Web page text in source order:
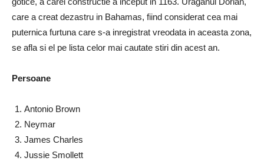
care a creat dezastru in Bahamas, fiind considerat cea mai
puternica furtuna care s-a inregistrat vreodata in aceasta zona,
se afla si el pe lista celor mai cautate stiri din acest an.
Persoane
Antonio Brown
Neymar
James Charles
Jussie Smollett